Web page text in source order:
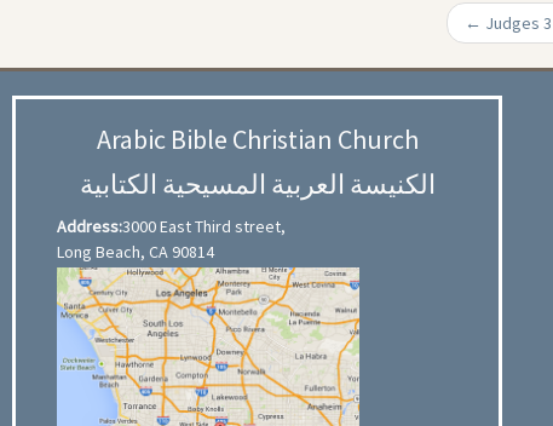
←
Arabic Bible Christian Church
الكنيسة العربية المسيحية الكتابية
Address:3000 East Third street,
Long Beach, CA 90814